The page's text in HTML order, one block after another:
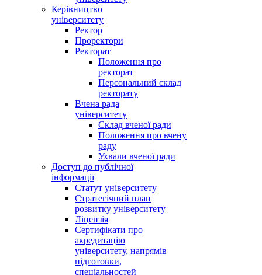
Керівництво
університету
Ректор
Проректори
Ректорат
Положення про
ректорат
Персональний склад
ректорату
Вчена рада
університету
Склад вченої ради
Положення про вчену
раду
Ухвали вченої ради
Доступ до публічної
інформації
Статут університету
Стратегічний план
розвитку університету
Ліцензія
Сертифікати про
акредитацію
університету, напрямів
підготовки,
спеціальностей